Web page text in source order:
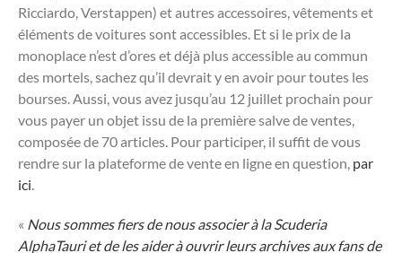
Ricciardo, Verstappen) et autres accessoires, vêtements et
éléments de voitures sont accessibles. Et si le prix de la
monoplace n’est d’ores et déjà plus accessible au commun
des mortels, sachez qu’il devrait y en avoir pour toutes les
bourses. Aussi, vous avez jusqu’au 12 juillet prochain pour
vous payer un objet issu de la première salve de ventes,
composée de 70 articles. Pour participer, il suffit de vous
rendre sur la plateforme de vente en ligne en question, par
ici.
« Nous sommes fiers de nous associer à la Scuderia
AlphaTauri et de les aider à ouvrir leurs archives aux fans de